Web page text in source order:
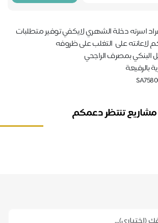
من افراد اسرته دخلة الشهري لايكفي توفير متطلبات
على التغلب على ظروفه
بمصرف الراجحي
تنتظر دعمكم